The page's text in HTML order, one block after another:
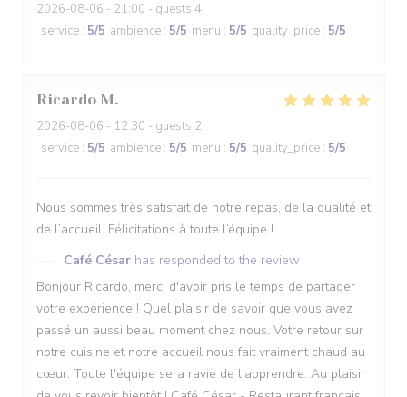
2026-08-06 - 21:00 - guests 4
service : 5/5 ambience : 5/5 menu : 5/5 quality_price : 5/5
Ricardo M
2026-08-06 - 12:30 - guests 2
service : 5/5 ambience : 5/5 menu : 5/5 quality_price : 5/5
Nous sommes très satisfait de notre repas, de la qualité et
de l’accueil. Félicitations à toute l’équipe !
Café César has responded to the review
Bonjour Ricardo, merci d'avoir pris le temps de partager
votre expérience ! Quel plaisir de savoir que vous avez
passé un aussi beau moment chez nous. Votre retour sur
notre cuisine et notre accueil nous fait vraiment chaud au
cœur. Toute l'équipe sera ravie de l'apprendre. Au plaisir